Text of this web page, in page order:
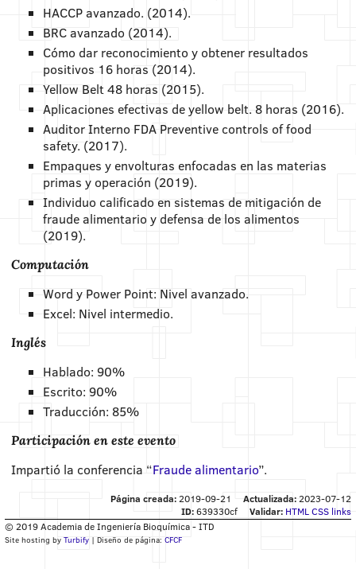
HACCP avanzado. (2014).
BRC avanzado (2014).
Cómo dar reconocimiento y obtener resultados
positivos 16 horas (2014).
Yellow Belt 48 horas (2015).
Aplicaciones efectivas de yellow belt. 8 horas (2016).
Auditor Interno FDA Preventive controls of food
safety. (2017).
Empaques y envolturas enfocadas en las materias
primas y operación (2019).
Individuo calificado en sistemas de mitigación de
fraude alimentario y defensa de los alimentos
(2019).
Computación
Word y Power Point: Nivel avanzado.
Excel: Nivel intermedio.
Inglés
Hablado: 90%
Escrito: 90%
Traducción: 85%
Participación en este evento
Impartió la conferencia “Fraude alimentario”.
Página creada: 2019-09-21 Actualizada: 2023-07-12
ID:639330cf Validar: HTML CSS links
© 2019 Academia de Ingeniería Bioquímica - ITD
Site hosting by Turbify| Diseño de página: CFCF